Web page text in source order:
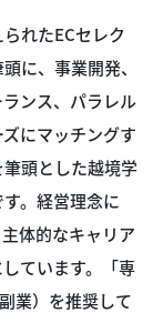
れたECセレク
に、事業開発、
ンス、パラレル
にマッチングす
頭とした越境学
。経営理念に
体的なキャリア
ています。「専
業）を推奨して